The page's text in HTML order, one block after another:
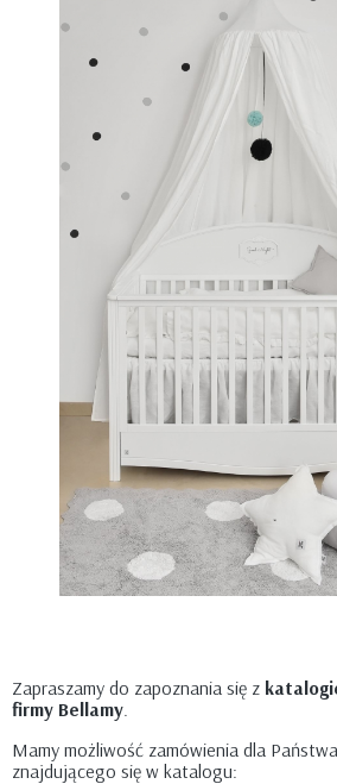
Zapraszamy do zapoznania się z
firmy Bellamy
Mamy możliwość zamówienia dla
znajdującego się w katalogu: